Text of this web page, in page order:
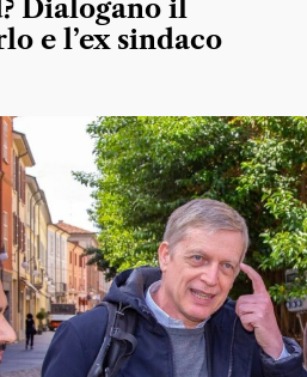
Dialogano il
e l’ex sindaco